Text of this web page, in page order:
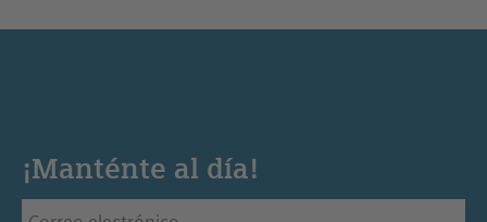
¡Manténte al día!